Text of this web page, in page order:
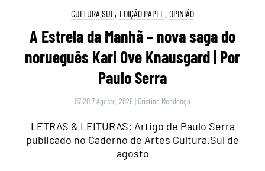
CULTURA.SUL , EDIÇÃO PAPEL , OPINIÃO
A Estrela da Manhã – nova saga do
norueguês Karl Ove Knausgard | Por
Paulo Serra
07:20 7 Agosto, 2026 | Cristina Mendonça
LETRAS & LEITURAS: Artigo de Paulo Serra
publicado no Caderno de Artes Cultura.Sul de
agosto